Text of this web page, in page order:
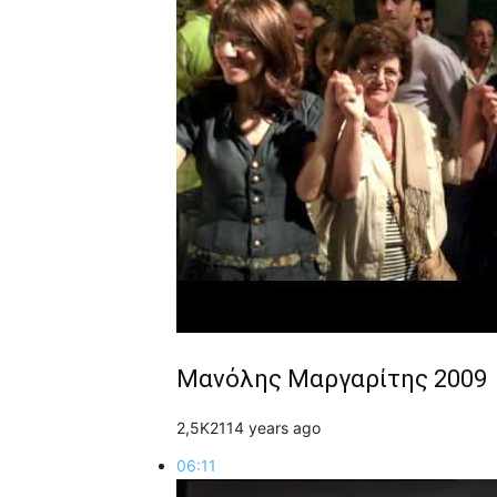
Μανόλης Μαργαρίτης 2009
2,5K2114 years ago
06:11